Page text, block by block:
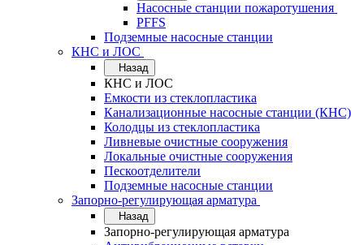
Насосные станции пожаротушения
PFFS
Подземные насосные станции
КНС и ЛОС
Назад
КНС и ЛОС
Емкости из стеклопластика
Канализационные насосные станции (КНС)
Колодцы из стеклопластика
Ливневые очистные сооружения
Локальные очистные сооружения
Пескоотделители
Подземные насосные станции
Запорно-регулирующая арматура
Назад
Запорно-регулирующая арматура